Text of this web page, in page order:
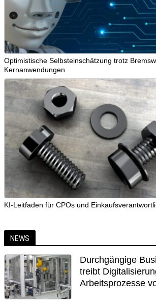
Optimistische Selbsteinschätzung trotz
Kernanwendungen
KI-Leitfaden für CPOs und
NEWS
Durchgängige
treibt
Arbeitsprozesse